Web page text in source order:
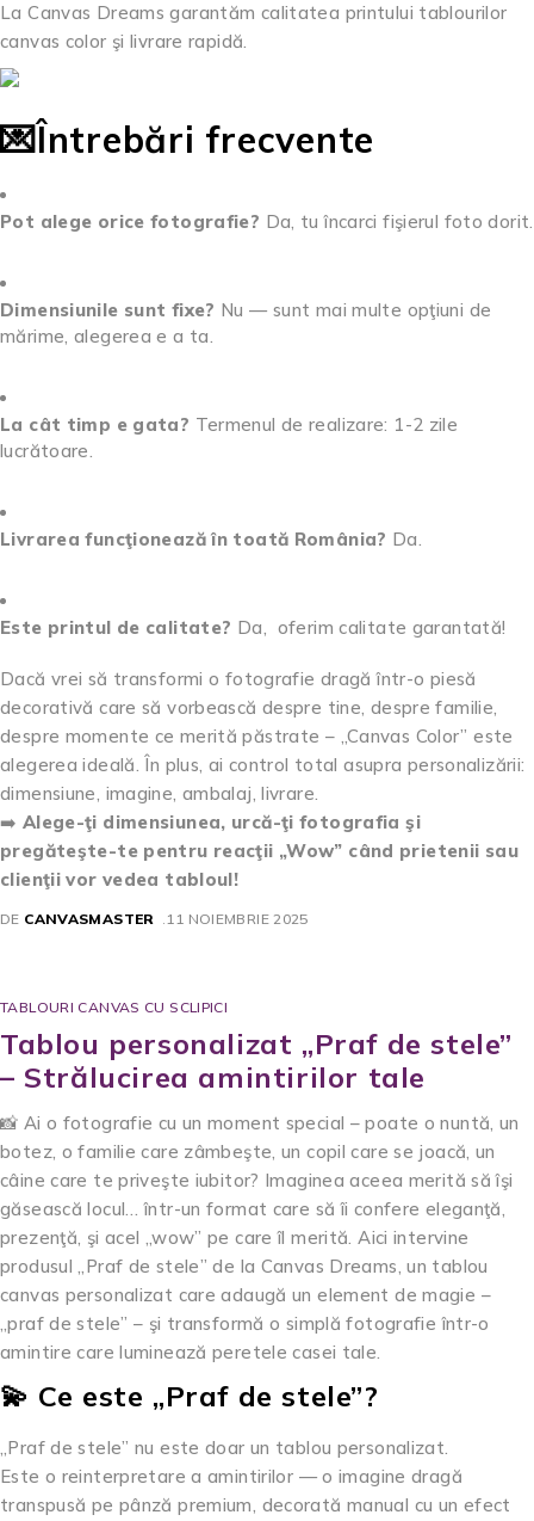
La Canvas Dreams garantăm calitatea printului tablourilor
canvas color şi livrare rapidă.
💌Întrebări frecvente
Pot alege orice fotografie? Da, tu încarci fişierul foto dorit.
Dimensiunile sunt fixe? Nu — sunt mai multe opţiuni de
mărime, alegerea e a ta.
La cât timp e gata? Termenul de realizare: 1-2 zile
lucrătoare.
Livrarea funcţionează în toată România? Da.
Este printul de calitate? Da, oferim calitate garantată!
Dacă vrei să transformi o fotografie dragă într-o piesă
decorativă care să vorbească despre tine, despre familie,
despre momente ce merită păstrate – „Canvas Color” este
alegerea ideală. În plus, ai control total asupra personalizării:
dimensiune, imagine, ambalaj, livrare.
➡️ Alege-ţi dimensiunea, urcă-ţi fotografia şi
pregăteşte-te pentru reacţii „Wow” când prietenii sau
clienţii vor vedea tabloul!
DE CANVASMASTER 11 NOIEMBRIE 2025
TABLOURI CANVAS CU SCLIPICI
Tablou personalizat „Praf de stele”
– Strălucirea amintirilor tale
📸 Ai o fotografie cu un moment special – poate o nuntă, un
botez, o familie care zâmbeşte, un copil care se joacă, un
câine care te priveşte iubitor? Imaginea aceea merită să îşi
găsească locul… într-un format care să îi confere eleganţă,
prezenţă, şi acel „wow” pe care îl merită. Aici intervine
produsul „Praf de stele” de la Canvas Dreams, un tablou
canvas personalizat care adaugă un element de magie –
„praf de stele” – şi transformă o simplă fotografie într-o
amintire care luminează peretele casei tale.
💫 Ce este „Praf de stele”?
„Praf de stele” nu este doar un tablou personalizat.
Este o reinterpretare a amintirilor — o imagine dragă
transpusă pe pânză premium, decorată manual cu un efect